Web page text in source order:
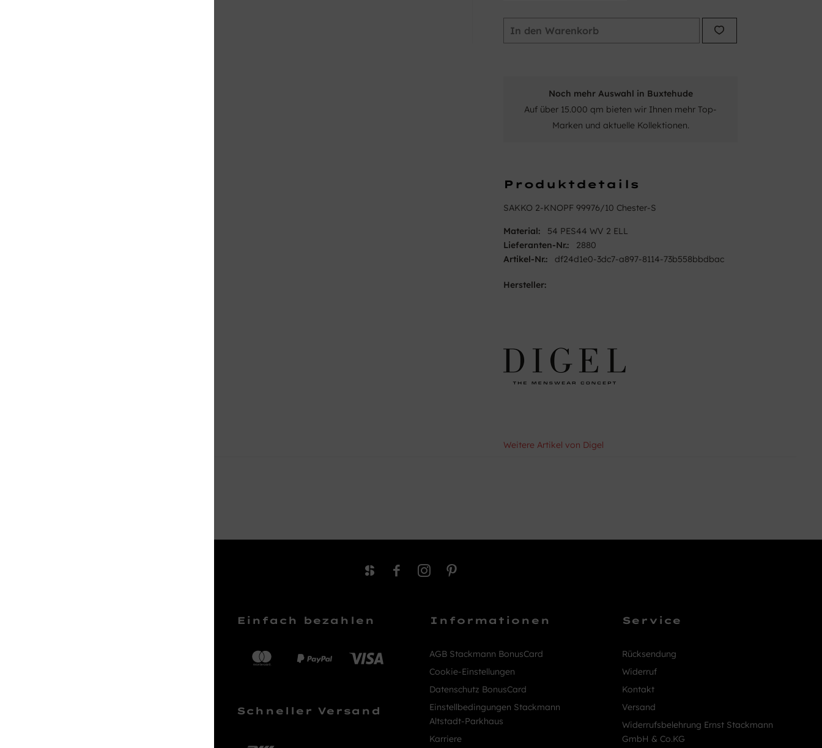
In den Warenkorb
Noch mehr Auswahl in Buxtehude
Auf über 15.000 qm bieten wir Ihnen mehr Top-
Marken und aktuelle Kollektionen.
Produktdetails
SAKKO 2-KNOPF 99976/10 Chester-S
Material:
54 PES44 WV 2 ELL
Lieferanten-Nr.:
2880
Artikel-Nr.:
df24d1e0-3dc7-a897-8114-73b558bbdbac
Hersteller:
Weitere Artikel von Digel
Einfach bezahlen
Schneller Versand
Informationen
AGB Stackmann BonusCard
Cookie-Einstellungen
Datenschutz BonusCard
Einstellbedingungen Stackmann
Altstadt-Parkhaus
Karriere
Service
Rücksendung
Widerruf
Kontakt
Versand
Widerrufsbelehrung Ernst Stackmann
GmbH & Co.KG